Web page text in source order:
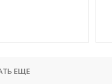
ЕЩЕ